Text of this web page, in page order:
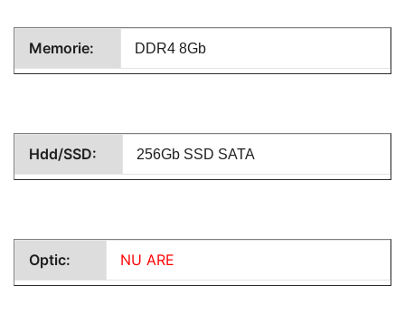
Memorie: DDR4 8Gb
Hdd/SSD: 256Gb SSD SATA
Optic: NU ARE